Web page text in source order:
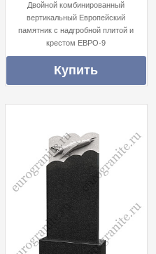
Двойной комбинированный
вертикальный Европейский
памятник с надгробной плитой и
крестом ЕВРО-9